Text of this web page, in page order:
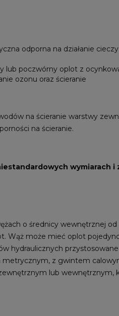
odporna na działanie
lub poczwórny oplot z
ozonu oraz ścieranie
na ścieranie warstwy
na ścieranie.
wymiarach i
o średnicy wewnętrznej
może mieć oplot
hydraulicznych
z gwintem
lub wewnętrznym,